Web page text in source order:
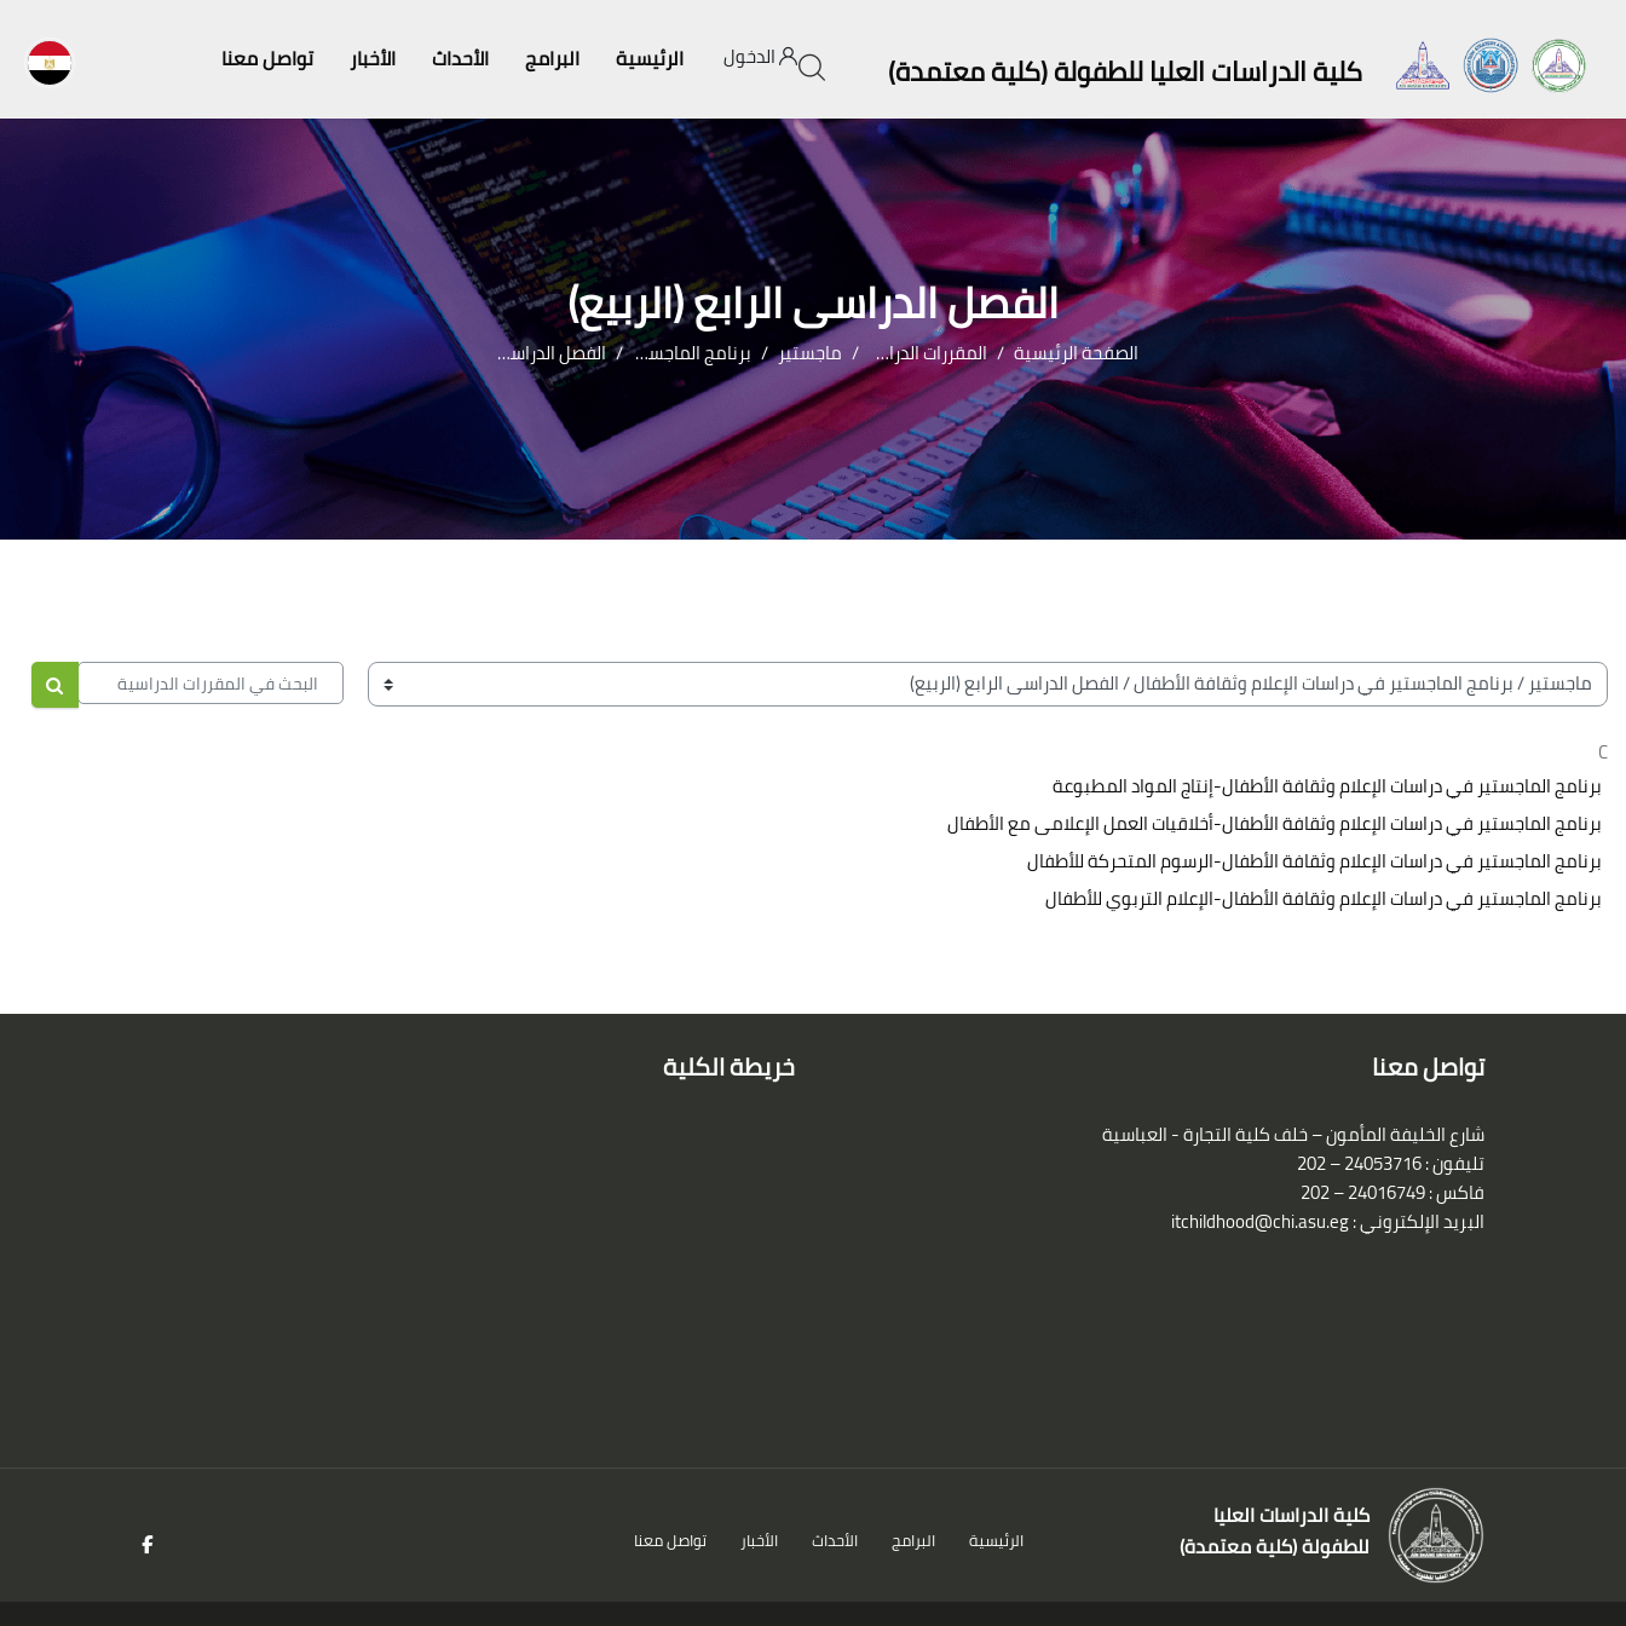
كلية الدراسات العليا للطفولة (كلية معتمدة) الدخول الرئيسية البرامج الأحداث الأخبار تواصل معنا
الفصل الدراسى الرابع (الربيع)
الصفحة الرئيسية المقررات الدراسية ماجستير برنامج الماجستير في دراسات الإعلام وثقافة الأطفال الفصل الدراسى الرابع (الربيع)
الكتل
تصنيفات المقررات
البحث في المقررات الدراسية
البحث
C
برنامج الماجستير في دراسات الإعلام وثقافة الأطفال-إنتاج المواد المطبوعة
برنامج الماجستير في دراسات الإعلام وثقافة الأطفال-أخلاقيات العمل الإعلامى مع الأطفال
برنامج الماجستير في دراسات الإعلام وثقافة الأطفال-الرسوم المتحركة للأطفال
برنامج الماجستير في دراسات الإعلام وثقافة الأطفال-الإعلام التربوي للأطفال
الكتل
تواصل معنا
شارع الخليفة المأمون – خلف كلية التجارة - العباسية
تليفون : 24053716 – 202
فاكس : 24016749 – 202
البريد الإلكتروني :itchildhood@chi.asu.eg
خريطة الكلية
كلية الدراسات العليا
للطفولة (كلية معتمدة)
الرئيسية البرامج الأحداث الأخبار تواصل معنا